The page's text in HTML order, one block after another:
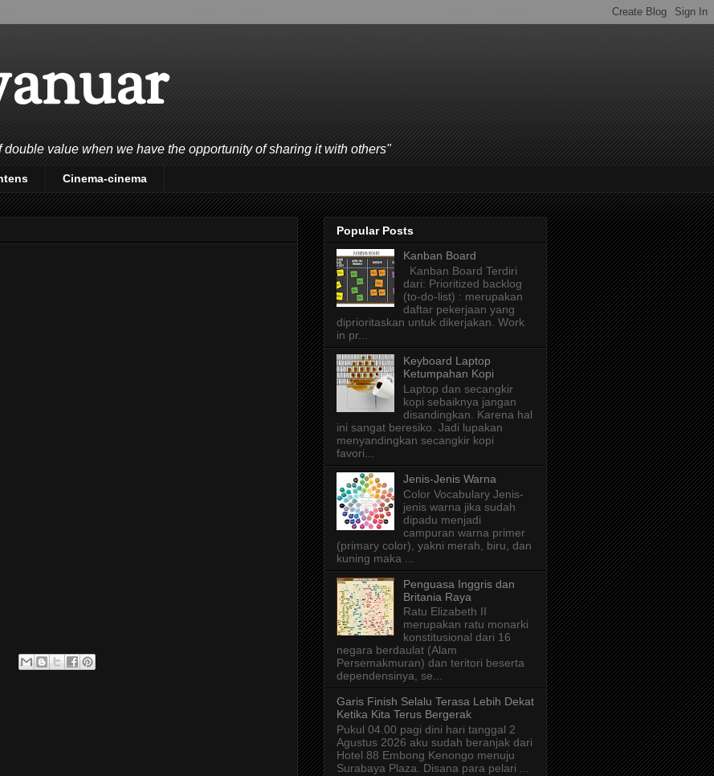
double value when we have the opportunity of sharing it with others"
Cinema-cinema
Popular Posts
Kanban Board
Kanban Board Terdiri
dari: Prioritized backlog
(to-do-list) : merupakan
daftar pekerjaan yang
diprioritaskan untuk dikerjakan. Work
in pr...
Keyboard Laptop
Ketumpahan Kopi
Laptop dan secangkir
kopi sebaiknya jangan
disandingkan. Karena hal
ini sangat beresiko. Jadi lupakan
menyandingkan secangkir kopi
favori...
Jenis-Jenis Warna
Color Vocabulary Jenis-
jenis warna jika sudah
dipadu menjadi
campuran warna primer
(primary color), yakni merah, biru, dan
kuning maka ...
Penguasa Inggris dan
Britania Raya
Ratu Elizabeth II
merupakan ratu monarki
konstitusional dari 16
negara berdaulat (Alam
Persemakmuran) dan teritori beserta
dependensinya, se...
Garis Finish Selalu Terasa Lebih Dekat
Ketika Kita Terus Bergerak
Pukul 04.00 pagi dini hari tanggal 2
Agustus 2026 aku sudah beranjak dari
Hotel 88 Embong Kenongo menuju
Surabaya Plaza. Disana para pelari ...